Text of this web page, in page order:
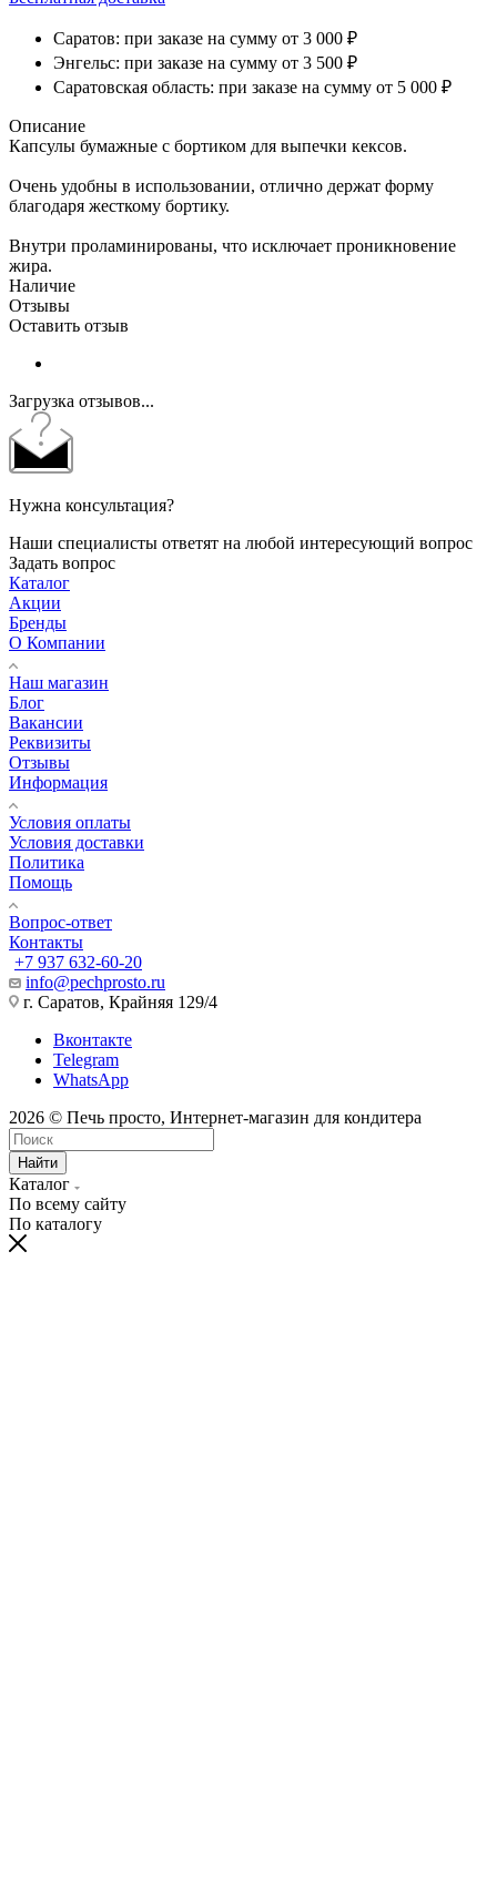
Саратов: при заказе на сумму от 3 000 ₽
Энгельс: при заказе на сумму от 3 500 ₽
Саратовская область: при заказе на сумму от 5 000 ₽
Описание
Капсулы бумажные с бортиком для выпечки кексов.
Очень удобны в использовании, отлично держат форму
благодаря жесткому бортику.
Внутри проламинированы, что исключает проникновение
жира.
Наличие
Отзывы
Оставить отзыв
Загрузка отзывов...
Нужна консультация?
Наши специалисты ответят на любой интересующий вопрос
Задать вопрос
Каталог
Акции
Бренды
О Компании
Наш магазин
Блог
Вакансии
Реквизиты
Отзывы
Информация
Условия оплаты
Условия доставки
Политика
Помощь
Вопрос-ответ
Контакты
+7 937 632-60-20
info@pechprosto.ru
г. Саратов, Крайняя 129/4
Вконтакте
Telegram
WhatsApp
2026 © Печь просто, Интернет-магазин для кондитера
Найти
Каталог
По всему сайту
По каталогу